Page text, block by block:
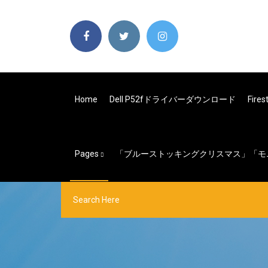
Home Dell P52fドライバーダウンロード
Pages 「ブルーストッキングクリスマス」「